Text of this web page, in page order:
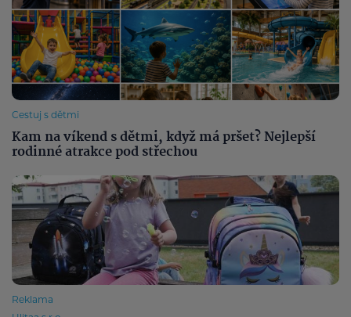
Cestuj s dětmi
Kam na víkend s dětmi, když má pršet? Nejlepší
rodinné atrakce pod střechou
Reklama